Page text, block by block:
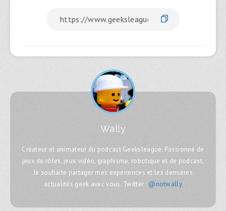
Wally
Créateur et animateur du podcast Geeksleague. Passionné de
jeux de rôles, jeux vidéo, graphisme, robotique et de podcast,
Je souhaite partager mes expériences et les dernières
actualités geek avec vous. Twitter : @notwally